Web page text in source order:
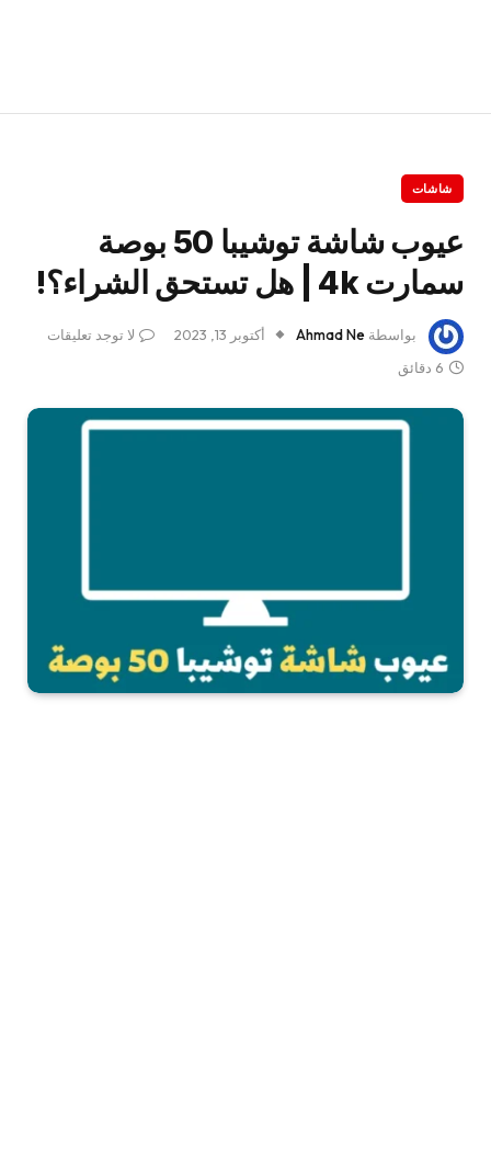
شاشات
عيوب شاشة توشيبا 50 بوصة
سمارت 4k | هل تستحق الشراء؟!
بواسطة Ahmad Ne أكتوبر 13, 2023
لا توجد تعليقات
6 دقائق